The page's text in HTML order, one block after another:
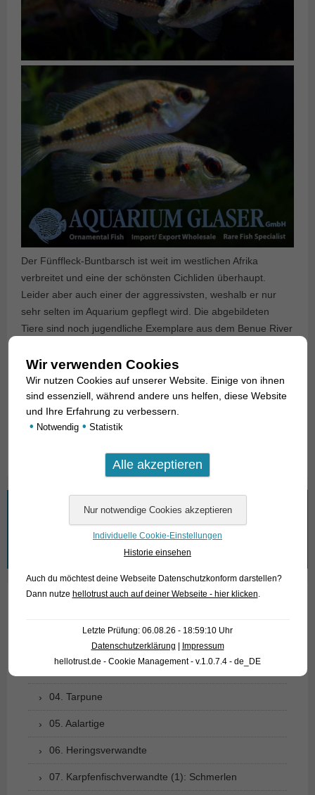
Der Fünffleck-Buntbarsch ist weit im westlichen Afrika
verbreitet und eine der schönsten Cichliden überhaupt.
Leider aber auch einer der aggressivsten, weshalb er nur
sehr selten im Aquarium gepflegt wird. Die abgebildeten
Tiere sind noch jugendliche Exemplare aus dem Benue River
Text & Photos: Frank Schäfer
Angaben zum Tier
Herkunft
Wonach suchen Sie?
02. Lebende Fossilien
04. Tarpune
05. Aalartige
06. Heringsverwandte
07. Karpfenfischverwandte (1): Schmerlen
Wir verwenden Cookies
Wir nutzen Cookies auf unserer Website. Einige von ihnen
sind essenziell, während andere uns helfen, diese Website
und Ihre Erfahrung zu verbessern.
• Notwendig • Statistik
Individuelle Cookie-Einstellungen
Historie einsehen
Auch du möchtest deine Webseite Datenschutzkonform darstellen?
Dann nutze hellotrust auch auf deiner Webseite - hier klicken.
Letzte Prüfung: 06.08.26 - 18:59:10 Uhr
Datenschutzerklärung
Impressum
hellotrust.de - Cookie Management - v.1.0.7.4 - de_DE